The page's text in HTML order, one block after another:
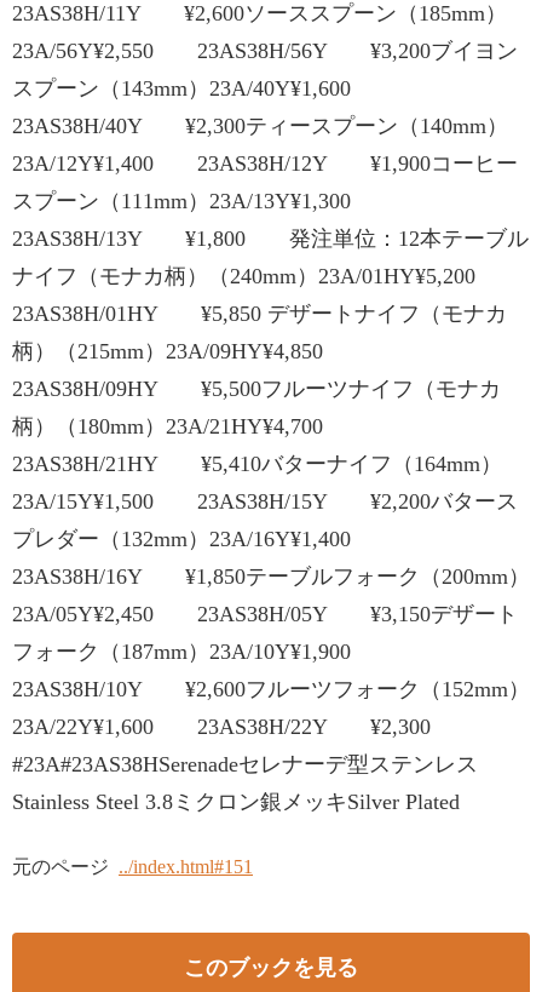
23AS38H/11Y ¥2,600ソーススプーン（185mm）
23A/56Y¥2,550 23AS38H/56Y ¥3,200ブイヨン
スプーン（143mm）23A/40Y¥1,600
23AS38H/40Y ¥2,300ティースプーン（140mm）
23A/12Y¥1,400 23AS38H/12Y ¥1,900コーヒー
スプーン（111mm）23A/13Y¥1,300
23AS38H/13Y ¥1,800 発注単位：12本テーブル
ナイフ（モナカ柄）（240mm）23A/01HY¥5,200
23AS38H/01HY ¥5,850 デザートナイフ（モナカ
柄）（215mm）23A/09HY¥4,850
23AS38H/09HY ¥5,500フルーツナイフ（モナカ
柄）（180mm）23A/21HY¥4,700
23AS38H/21HY ¥5,410バターナイフ（164mm）
23A/15Y¥1,500 23AS38H/15Y ¥2,200バタース
プレダー（132mm）23A/16Y¥1,400
23AS38H/16Y ¥1,850テーブルフォーク（200mm）
23A/05Y¥2,450 23AS38H/05Y ¥3,150デザート
フォーク（187mm）23A/10Y¥1,900
23AS38H/10Y ¥2,600フルーツフォーク（152mm）
23A/22Y¥1,600 23AS38H/22Y ¥2,300
#23A#23AS38HSerenadeセレナーデ型ステンレス
Stainless Steel 3.8ミクロン銀メッキSilver Plated
元のページ ../index.html#151
このブックを見る